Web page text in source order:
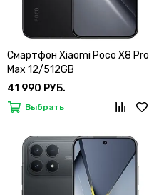
Смартфон Xiaomi Poco X8 Pro
Max 12/512GB
41 990 РУБ.
Выбрать